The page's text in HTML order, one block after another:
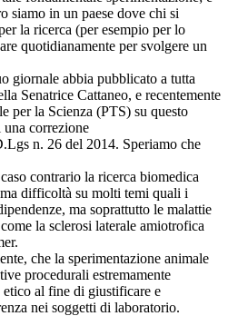
siamo in un paese dove chi si
la ricerca (per esempio per lo
quotidianamente per svolgere un
giornale abbia pubblicato a tutta
Senatrice Cattaneo, e recentemente
per la Scienza (PTS) su questo
una correzione
n. 26 del 2014. Speriamo che
contrario la ricerca biomedica
difficoltà su molti temi quali i
ma soprattutto le malattie
la sclerosi laterale amiotrofica
che la sperimentazione animale
procedurali estremamente
al fine di giustificare e
nei soggetti di laboratorio.